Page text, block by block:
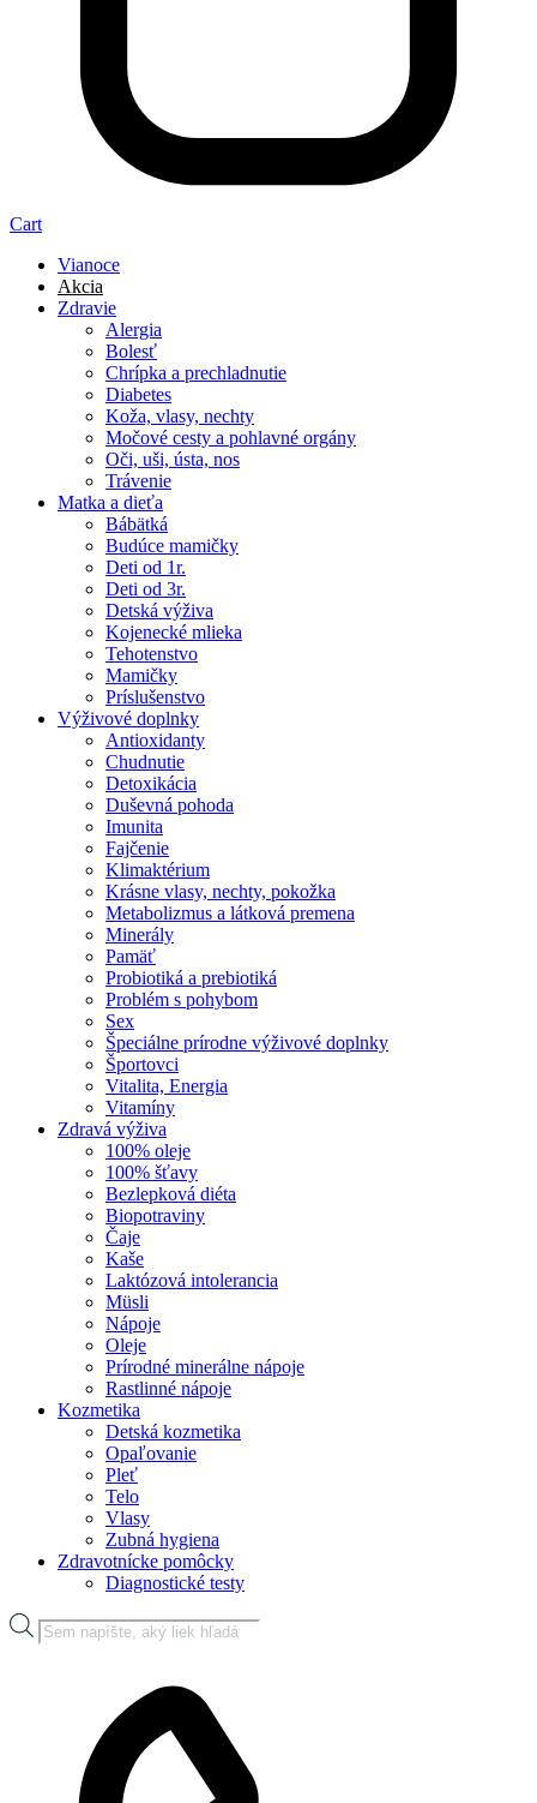
Cart
Vianoce
Akcia
Zdravie
Alergia
Bolesť
Chrípka a prechladnutie
Diabetes
Koža, vlasy, nechty
Močové cesty a pohlavné orgány
Oči, uši, ústa, nos
Trávenie
Matka a dieťa
Bábätká
Budúce mamičky
Deti od 1r.
Deti od 3r.
Detská výživa
Kojenecké mlieka
Tehotenstvo
Mamičky
Príslušenstvo
Výživové doplnky
Antioxidanty
Chudnutie
Detoxikácia
Duševná pohoda
Imunita
Fajčenie
Klimaktérium
Krásne vlasy, nechty, pokožka
Metabolizmus a látková premena
Minerály
Pamäť
Probiotiká a prebiotiká
Problém s pohybom
Sex
Špeciálne prírodne výživové doplnky
Športovci
Vitalita, Energia
Vitamíny
Zdravá výživa
100% oleje
100% šťavy
Bezlepková diéta
Biopotraviny
Čaje
Kaše
Laktózová intolerancia
Müsli
Nápoje
Oleje
Prírodné minerálne nápoje
Rastlinné nápoje
Kozmetika
Detská kozmetika
Opaľovanie
Pleť
Telo
Vlasy
Zubná hygiena
Zdravotnícke pomôcky
Diagnostické testy
Products
search